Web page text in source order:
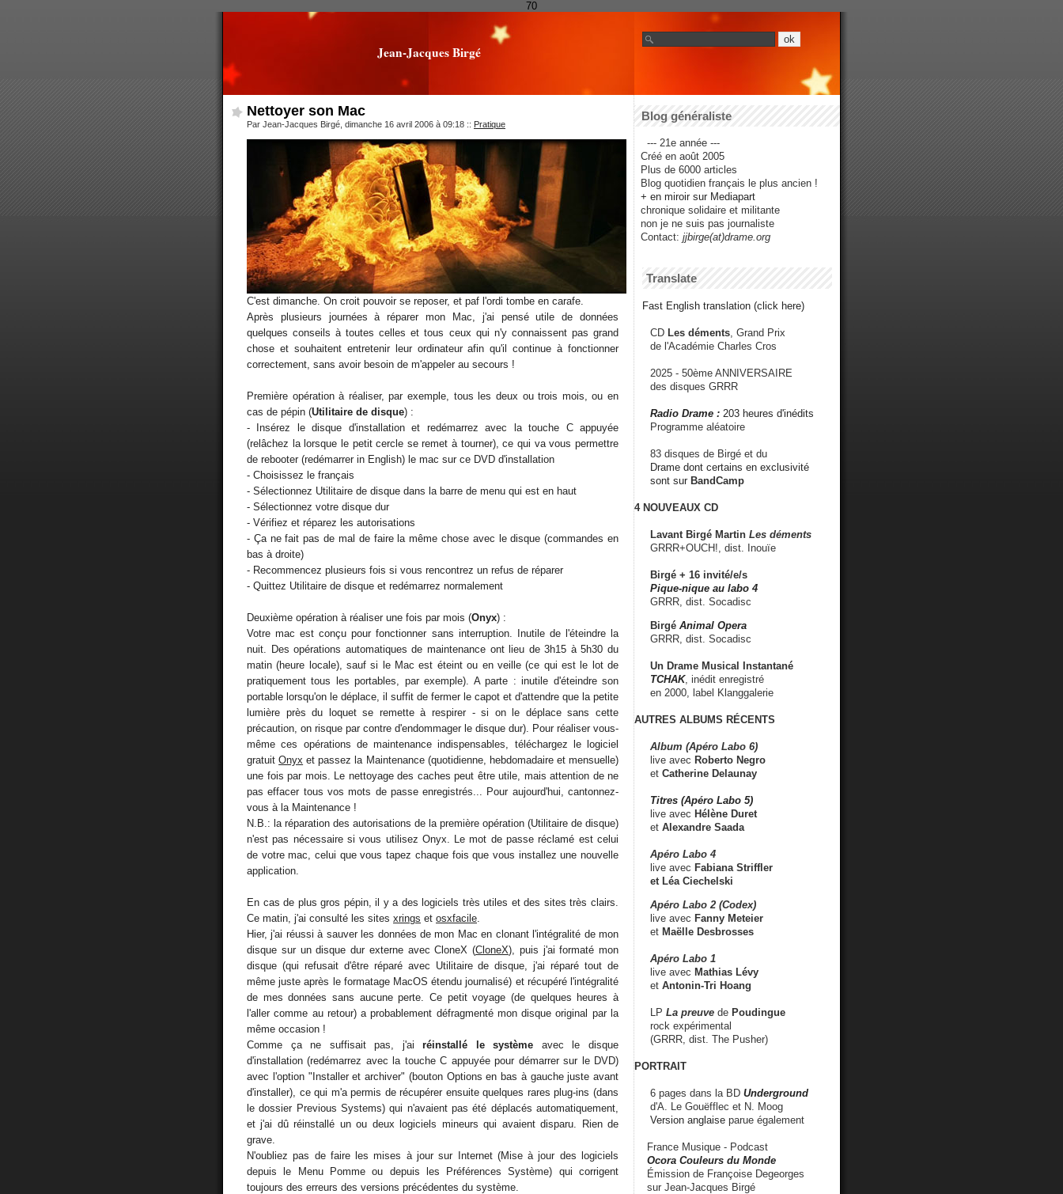
70
Jean-Jacques Birgé
Nettoyer son Mac
Par Jean-Jacques Birgé, dimanche 16 avril 2006 à 09:18 :: Pratique
C'est dimanche. On croit pouvoir se reposer, et paf l'ordi tombe en carafe.
Après plusieurs journées à réparer mon Mac, j'ai pensé utile de données
quelques conseils à toutes celles et tous ceux qui n'y connaissent pas grand
chose et souhaitent entretenir leur ordinateur afin qu'il continue à fonctionner
correctement, sans avoir besoin de m'appeler au secours !
Première opération à réaliser, par exemple, tous les deux ou trois mois, ou en
cas de pépin (Utilitaire de disque) :
- Insérez le disque d'installation et redémarrez avec la touche C appuyée
(relâchez la lorsque le petit cercle se remet à tourner), ce qui va vous permettre
de rebooter (redémarrer in English) le mac sur ce DVD d'installation
- Choisissez le français
- Sélectionnez Utilitaire de disque dans la barre de menu qui est en haut
- Sélectionnez votre disque dur
- Vérifiez et réparez les autorisations
- Ça ne fait pas de mal de faire la même chose avec le disque (commandes en
bas à droite)
- Recommencez plusieurs fois si vous rencontrez un refus de réparer
- Quittez Utilitaire de disque et redémarrez normalement
Deuxième opération à réaliser une fois par mois (Onyx) :
Votre mac est conçu pour fonctionner sans interruption. Inutile de l'éteindre la
nuit. Des opérations automatiques de maintenance ont lieu de 3h15 à 5h30 du
matin (heure locale), sauf si le Mac est éteint ou en veille (ce qui est le lot de
pratiquement tous les portables, par exemple). A parte : inutile d'éteindre son
portable lorsqu'on le déplace, il suffit de fermer le capot et d'attendre que la petite
lumière près du loquet se remette à respirer - si on le déplace sans cette
précaution, on risque par contre d'endommager le disque dur). Pour réaliser vous-
même ces opérations de maintenance indispensables, téléchargez le logiciel
gratuitOnyx et passez la Maintenance (quotidienne, hebdomadaire et mensuelle)
une fois par mois. Le nettoyage des caches peut être utile, mais attention de ne
pas effacer tous vos mots de passe enregistrés... Pour aujourd'hui, cantonnez-
vous à la Maintenance !
N.B.: la réparation des autorisations de la première opération (Utilitaire de disque)
n'est pas nécessaire si vous utilisez Onyx. Le mot de passe réclamé est celui
de votre mac, celui que vous tapez chaque fois que vous installez une nouvelle
application.
En cas de plus gros pépin, il y a des logiciels très utiles et des sites très clairs.
Ce matin, j'ai consulté les sites xrings et osxfacile
Hier, j'ai réussi à sauver les données de mon Mac en clonant l'intégralité de mon
disque sur un disque dur externe avec CloneX (CloneX), puis j'ai formaté mon
disque (qui refusait d'être réparé avec Utilitaire de disque, j'ai réparé tout de
même juste après le formatage MacOS étendu journalisé) et récupéré l'intégralité
de mes données sans aucune perte. Ce petit voyage (de quelques heures à
l'aller comme au retour) a probablement défragmenté mon disque original par la
même occasion !
Comme ça ne suffisait pas, j'airéinstallé le système avec le disque
d'installation (redémarrez avec la touche C appuyée pour démarrer sur le DVD)
avec l'option "Installer et archiver" (bouton Options en bas à gauche juste avant
d'installer), ce qui m'a permis de récupérer ensuite quelques rares plug-ins (dans
le dossier Previous Systems) qui n'avaient pas été déplacés automatiquement,
et j'ai dû réinstallé un ou deux logiciels mineurs qui avaient disparu. Rien de
grave.
N'oubliez pas de faire les mises à jour sur Internet (Mise à jour des logiciels
depuis le Menu Pomme ou depuis les Préférences Système) qui corrigent
toujours des erreurs des versions précédentes du système.
Blog généraliste
--- 21e année ---
Créé en août 2005
Plus de 6000 articles
Blog quotidien français le plus ancien !
+ en miroir sur Mediapart
chronique solidaire et militante
non je ne suis pas journaliste
Contact: jjbirge(at)drame.org
Translate
Fast English translation (click here)
CD Les déments , Grand Prix
de l'Académie Charles Cros
2025 - 50ème ANNIVERSAIRE
des disques GRRR
Radio Drame : 203 heures d'inédits
Programme aléatoire
83 disques de Birgé et du
Drame dont certains en exclusivité
sont sur BandCamp
4 NOUVEAUX CD
Lavant Birgé Martin Les déments
GRRR+OUCH!, dist. Inouïe
Birgé + 16 invité/e/s
Pique-nique au labo 4
GRRR, dist. Socadisc
Birgé Animal Opera
GRRR, dist. Socadisc
Un Drame Musical Instantané
TCHAK, inédit enregistré
en 2000, label Klanggalerie
AUTRES ALBUMS RÉCENTS
Album (Apéro Labo 6)
live avec Roberto Negro
et Catherine Delaunay
Titres (Apéro Labo 5)
live avec Hélène Duret
et Alexandre Saada
Apéro Labo 4
live avec Fabiana Striffler
et Léa Ciechelski
Apéro Labo 2 (Codex)
live avec Fanny Meteier
et Maëlle Desbrosses
Apéro Labo 1
live avec Mathias Lévy
et Antonin-Tri Hoang
LP La preuve de Poudingue
rock expérimental
(GRRR, dist. The Pusher)
PORTRAIT
6 pages dans la BD Underground
d'A. Le Gouëfflec et N. Moog
Version anglaise parue également
France Musique - Podcast
Ocora Couleurs du Monde
Émission de Françoise Degeorges
sur Jean-Jacques Birgé